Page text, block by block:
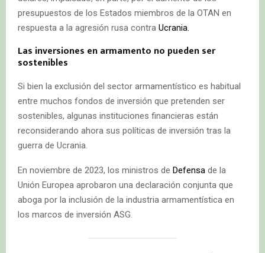
presupuestos de los Estados miembros de la OTAN en
respuesta a la agresión rusa contra Ucrania.
Las inversiones en armamento no pueden ser
sostenibles
Si bien la exclusión del sector armamentístico es habitual
entre muchos fondos de inversión que pretenden ser
sostenibles, algunas instituciones financieras están
reconsiderando ahora sus políticas de inversión tras la
guerra de Ucrania.
En noviembre de 2023, los ministros de Defensa de la
Unión Europea aprobaron una declaración conjunta que
aboga por la inclusión de la industria armamentística en
los marcos de inversión ASG.